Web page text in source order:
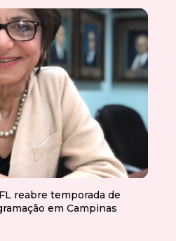
reabre temporada de
em Campinas